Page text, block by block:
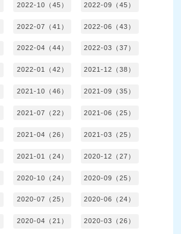
2022-10（45） 2022-09（45）
2022-07（41） 2022-06（43）
2022-04（44） 2022-03（37）
2022-01（42） 2021-12（38）
2021-10（46） 2021-09（35）
2021-07（22） 2021-06（25）
2021-04（26） 2021-03（25）
2021-01（24） 2020-12（27）
2020-10（24） 2020-09（25）
2020-07（25） 2020-06（24）
2020-04（21） 2020-03（26）